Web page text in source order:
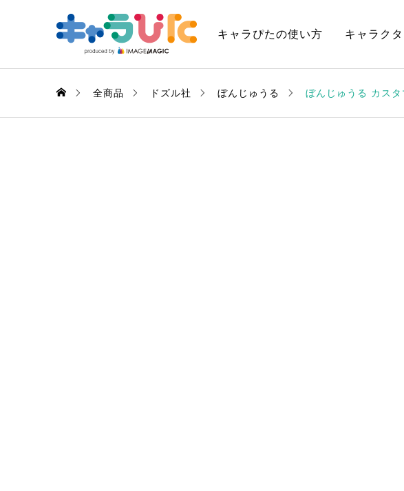
キャラぴたの使い方 キャラク
全商品 ドズル社 ぼんじゅうる ぼんじゅうる カス